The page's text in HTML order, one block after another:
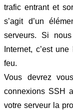
trafic entrant et
s’agit d’un
serveurs. Si
Internet, c’est
feu.
Vous devrez
connexions SSH
votre serveur la